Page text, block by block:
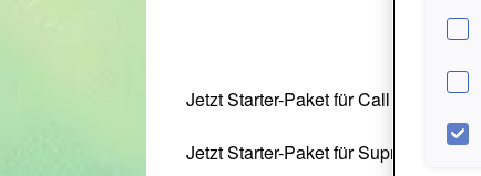
Jetzt Starter-Paket für Call of War
Jetzt Starter-Paket für Supremacy